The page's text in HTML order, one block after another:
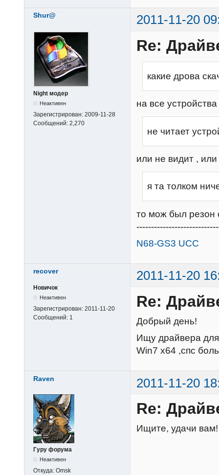
Shur@ 2011-11-20
Night модер
Неактивен
Зарегистрирован: 2009-11-28
Сообщений: 2,270
Re:
какие дрова
на все
не читает
или не видит ,
я та толком
то мож был резон
N68-GS3 UCC
recover 2011-11-20
Новичок
Неактивен
Зарегистрирован: 2011-11-20
Сообщений: 1
Re:
Добрый день!
Ищу драйвера для
Win7 x64 ,спс
Raven 2011-11-20
Гуру форума
Неактивен
Откуда: Omsk
Re:
Ищите, удачи вам!